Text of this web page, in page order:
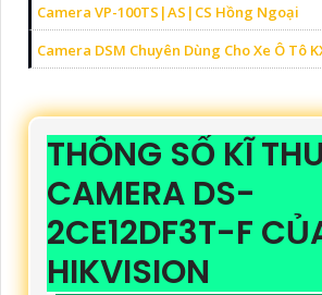
Camera VP-100TS|AS|CS Hồng Ngoại
Camera DSM Chuyên Dùng Cho Xe Ô Tô
THÔNG SỐ KĨ
CAMERA DS-
2CE12DF3T-F
HIKVISION